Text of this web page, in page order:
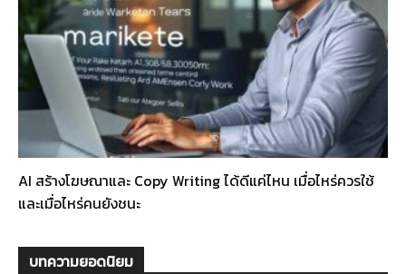
AI สร้างโฆษณาและ Copy Writing ได้ดีแค่ไหน เมื่อไหร่ควรใช้
และเมื่อไหร่คนยังชนะ
บทความยอดนิยม